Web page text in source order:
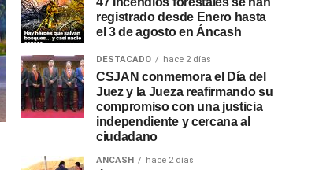
registrado desde Enero hasta
el 3 de agosto en Áncash
DESTACADO hace 2 días
CSJAN conmemora el Día del
Juez y la Jueza reafirmando su
compromiso con una justicia
independiente y cercana al
ciudadano
ANCASH hace 2 días